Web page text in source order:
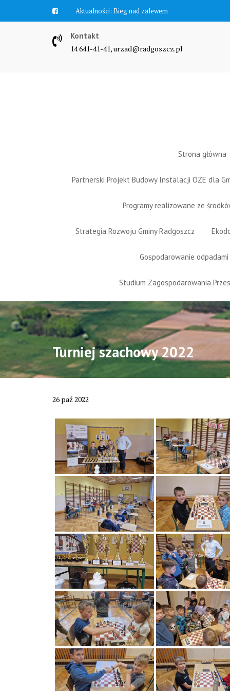
Aktualności: Bieg nad zalewem
Kontakt
14 641-41-41, urzad@radgoszcz.pl
Strona główna
Partnerski Projekt Budowy Instalacji OZE dla
Programy realizowane ze
Strategia Rozwoju Gminy Radgoszcz
Gospodarowanie odpadami
Studium Zagospodarowania
Turniej szachowy 2022
26 paź 2022